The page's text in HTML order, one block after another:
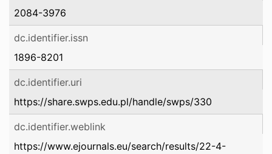
2084-3976
dc.identifier.issn
1896-8201
dc.identifier.uri
https://share.swps.edu.pl/handle/swps/330
dc.identifier.weblink
https://www.ejournals.eu/search/results/22-4-